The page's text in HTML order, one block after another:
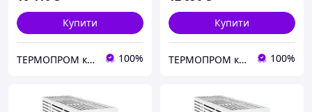
Купити
TEPMOПРОМ крамниця та інтернет продажі 100%
Купити
TEPMOПРОМ крамниця та інтернет продажі 100%